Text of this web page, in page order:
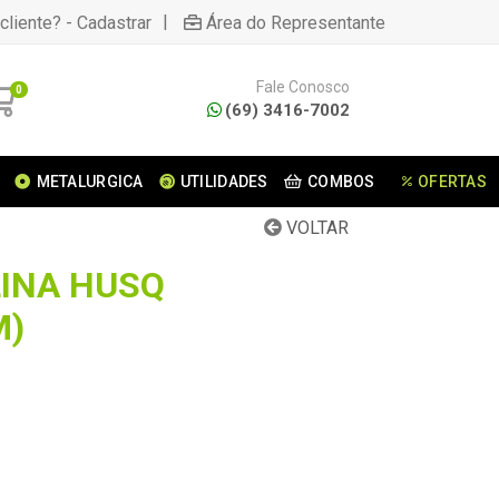
- Cadastrar | Área do Representante
0 Fale Conosco
(69) 3416-7002
METALURGICA UTILIDADES COMBOS OFERTAS
VOLTAR
HUSQ